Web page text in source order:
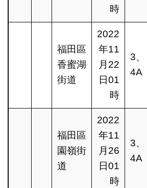
時
福田區
香蜜湖
街道
2022
年11
月22
日01
時
3、
4A
福田區
園嶺街
道
2022
年11
月26
日01
時
3、
4A